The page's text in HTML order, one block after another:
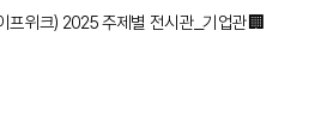
프위크) 2025 주제별 전시관_기업관🏢